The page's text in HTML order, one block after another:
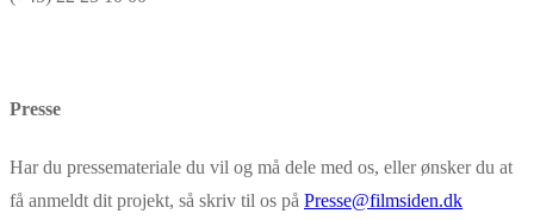
Presse
Har du pressemateriale du vil og må dele med os, eller ønsker du at
få anmeldt dit projekt, så skriv til os på Presse@filmsiden.dk